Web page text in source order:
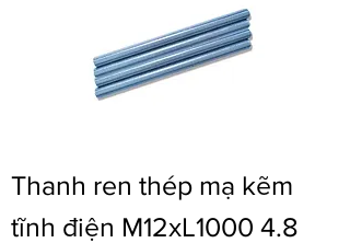
Thanh ren thép mạ kẽm
tĩnh điện M12xL1000 4.8